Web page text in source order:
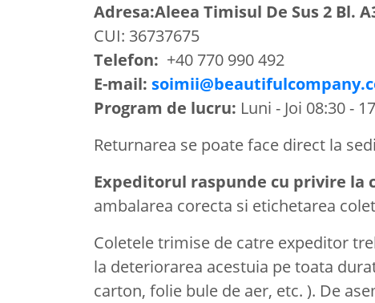
Adresa:Aleea Timisul De Sus 2 Bl.
CUI: 36737675
Telefon: +40 770 990 492
E-mail:
Program de lucru: Luni - Joi 08:30 -
Returnarea se poate face direct la
Expeditorul raspunde cu privire la
ambalarea corecta si etichetarea
Coletele trimise de catre expeditor
la deteriorarea acestuia pe toata
carton, folie bule de aer, etc. ). De